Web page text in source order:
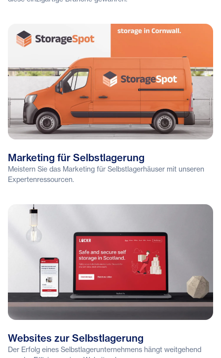
Marketing für Selbstlagerung
Meistern Sie das Marketing für Selbstlagerhäuser mit unseren
Expertenressourcen.
Websites zur Selbstlagerung
Der Erfolg eines Selbstlagerunternehmens hängt weitgehend